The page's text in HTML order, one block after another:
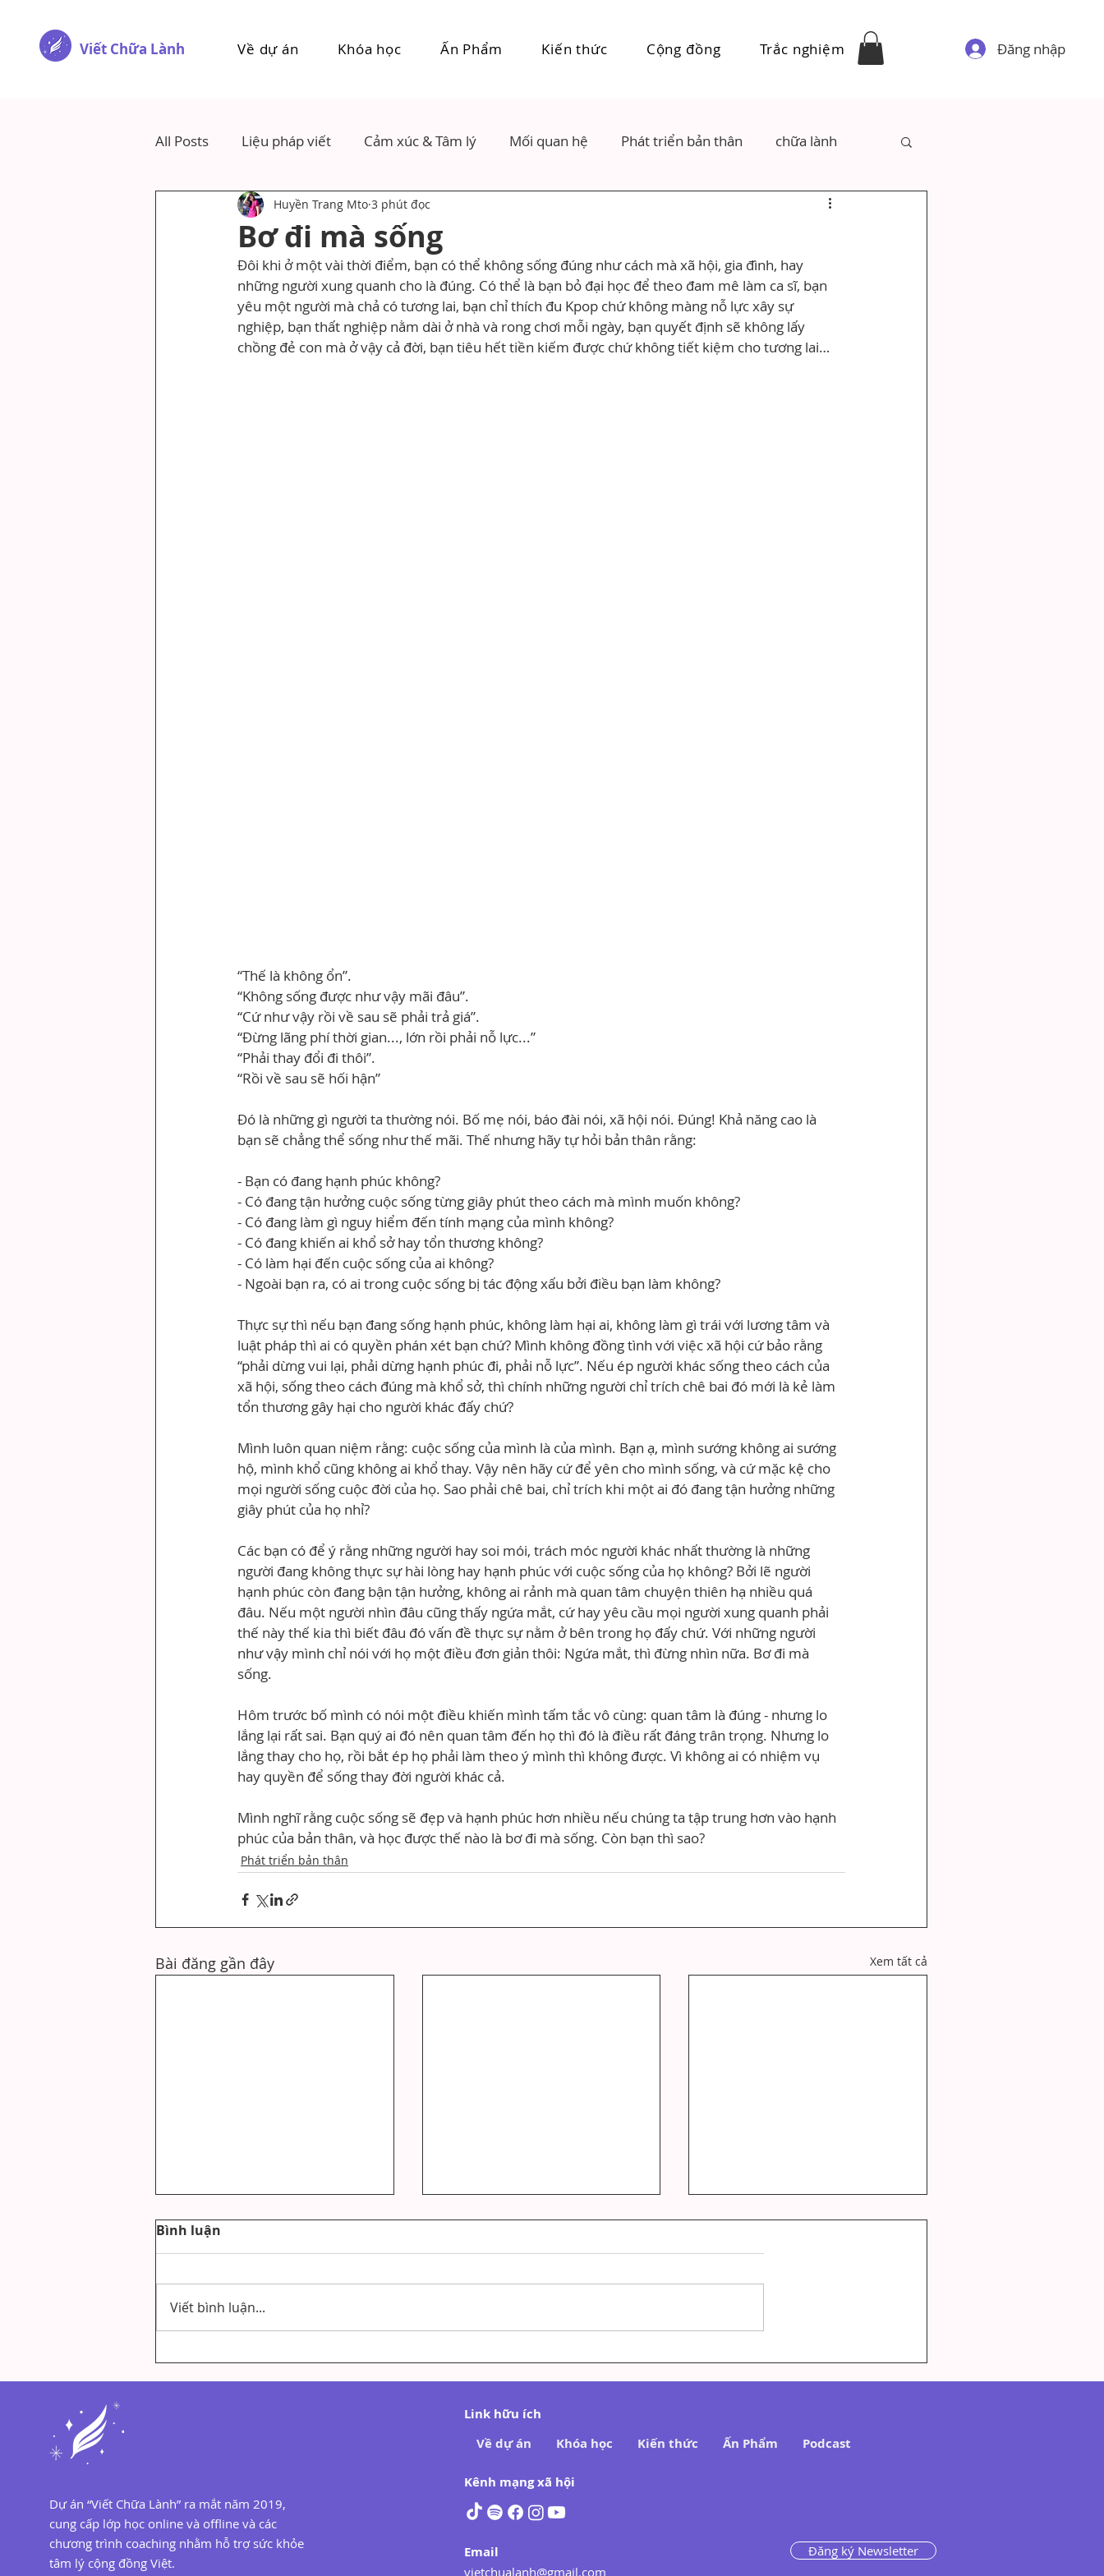
Viết Chữa Lành Về dự án Khóa học Ấn Phẩm Kiến thức Cộng đồng Trắc nghiệm Đăng nhập
All Posts Liệu pháp viết Cảm xúc & Tâm lý Mối quan hệ Phát triển bản thân chữa lành
Bơ đi mà sống
Huyền Trang Mto 3 phút đọc
Đôi khi ở một vài thời điểm, bạn có thể không sống đúng như cách mà xã hội, gia đình, hay
những người xung quanh cho là đúng. Có thể là bạn bỏ đại học để theo đam mê làm ca sĩ, bạn
yêu một người mà chả có tương lai, bạn chỉ thích đu Kpop chứ không màng nỗ lực xây sự
nghiệp, bạn thất nghiệp nằm dài ở nhà và rong chơi mỗi ngày, bạn quyết định sẽ không lấy
chồng đẻ con mà ở vậy cả đời, bạn tiêu hết tiền kiếm được chứ không tiết kiệm cho tương lai…
“Thế là không ổn”.
“Không sống được như vậy mãi đâu”.
“Cứ như vậy rồi về sau sẽ phải trả giá”.
“Đừng lãng phí thời gian..., lớn rồi phải nỗ lực...”
“Phải thay đổi đi thôi”.
“Rồi về sau sẽ hối hận”
Đó là những gì người ta thường nói. Bố mẹ nói, báo đài nói, xã hội nói. Đúng! Khả năng cao là
bạn sẽ chẳng thể sống như thế mãi. Thế nhưng hãy tự hỏi bản thân rằng:
- Bạn có đang hạnh phúc không?
- Có đang tận hưởng cuộc sống từng giây phút theo cách mà mình muốn không?
- Có đang làm gì nguy hiểm đến tính mạng của mình không?
- Có đang khiến ai khổ sở hay tổn thương không?
- Có làm hại đến cuộc sống của ai không?
- Ngoài bạn ra, có ai trong cuộc sống bị tác động xấu bởi điều bạn làm không?
Thực sự thì nếu bạn đang sống hạnh phúc, không làm hại ai, không làm gì trái với lương tâm và
luật pháp thì ai có quyền phán xét bạn chứ? Mình không đồng tình với việc xã hội cứ bảo rằng
“phải dừng vui lại, phải dừng hạnh phúc đi, phải nỗ lực”. Nếu ép người khác sống theo cách của
xã hội, sống theo cách đúng mà khổ sở, thì chính những người chỉ trích chê bai đó mới là kẻ làm
tổn thương gây hại cho người khác đấy chứ?
Mình luôn quan niệm rằng: cuộc sống của mình là của mình. Bạn ạ, mình sướng không ai sướng
hộ, mình khổ cũng không ai khổ thay. Vậy nên hãy cứ để yên cho mình sống, và cứ mặc kệ cho
mọi người sống cuộc đời của họ. Sao phải chê bai, chỉ trích khi một ai đó đang tận hưởng những
giây phút của họ nhỉ?
Các bạn có để ý rằng những người hay soi mói, trách móc người khác nhất thường là những
người đang không thực sự hài lòng hay hạnh phúc với cuộc sống của họ không? Bởi lẽ người
hạnh phúc còn đang bận tận hưởng, không ai rảnh mà quan tâm chuyện thiên hạ nhiều quá
đâu. Nếu một người nhìn đâu cũng thấy ngứa mắt, cứ hay yêu cầu mọi người xung quanh phải
thế này thế kia thì biết đâu đó vấn đề thực sự nằm ở bên trong họ đấy chứ. Với những người
như vậy mình chỉ nói với họ một điều đơn giản thôi: Ngứa mắt, thì đừng nhìn nữa. Bơ đi mà
sống.
Hôm trước bố mình có nói một điều khiến mình tấm tắc vô cùng: quan tâm là đúng - nhưng lo
lắng lại rất sai. Bạn quý ai đó nên quan tâm đến họ thì đó là điều rất đáng trân trọng. Nhưng lo
lắng thay cho họ, rồi bắt ép họ phải làm theo ý mình thì không được. Vì không ai có nhiệm vụ
hay quyền để sống thay đời người khác cả.
Mình nghĩ rằng cuộc sống sẽ đẹp và hạnh phúc hơn nhiều nếu chúng ta tập trung hơn vào hạnh
phúc của bản thân, và học được thế nào là bơ đi mà sống. Còn bạn thì sao?
Phát triển bản thân
Bài đăng gần đây Xem tất cả
Kỹ Năng Lắng Nghe Cảm
Xúc Người Khác Là Gì?
Cách Nói Chuyện Khi Cảm
Xúc "Bùng Lên" Mà Không
Khác
Burnout Là Gì? Khác Gì
Với Stress Thông Thường
Bình luận
Viết bình luận...
Dự án “Viết Chữa Lành” ra mắt năm 2019,
cung cấp lớp học online và offline và các
chương trình coaching nhằm hỗ trợ sức khỏe
tâm lý cộng đồng Việt.
Link hữu ích
Về dự án
Khóa học Kiến thức Ấn Phẩm Podcast
Kênh mạng xã hội
Email
vietchualanh@gmail.com
Đăng ký Newsletter